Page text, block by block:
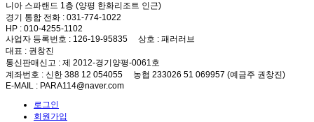
니아 스파랜드 1층 (양평 한화리조트 인근)
경기 통합 전화 : 031-774-1022
HP : 010-4255-1102
사업자 등록번호 : 126-19-95835 상호 : 패러러브
대표 : 권창진
통신판매신고 : 제 2012-경기양평-0061호
계좌번호 : 신한 388 12 054055 농협 233026 51 069957 (예금주 권창진)
E-MAIL : PARA114@naver.com
로그인
회원가입